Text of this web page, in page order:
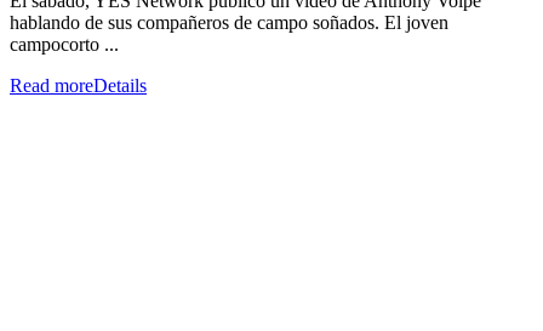
hablando de sus compañeros de campo soñados. El joven
campocorto ...
Read moreDetails